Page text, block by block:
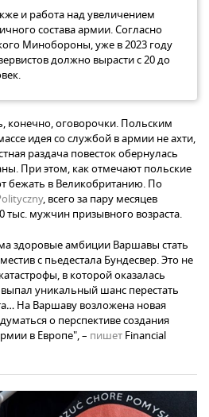
и работа над увеличением
состава армии. Согласно
Минобороны, уже в 2023 году
должно вырасти с 20 до
конечно, оговорочки. Польским
идея со службой в армии не ахти,
раздача повесток обернулась
При этом, как отмечают польские
бежать в Великобританию. По
, всего за пару месяцев
мужчин призывного возраста.
здоровые амбиции Варшавы стать
с пьедестала Бундесвер. Это не
в которой оказалась
уникальный шанс перестать
На Варшаву возложена новая
о перспективе создания
в Европе", – пишет Financial